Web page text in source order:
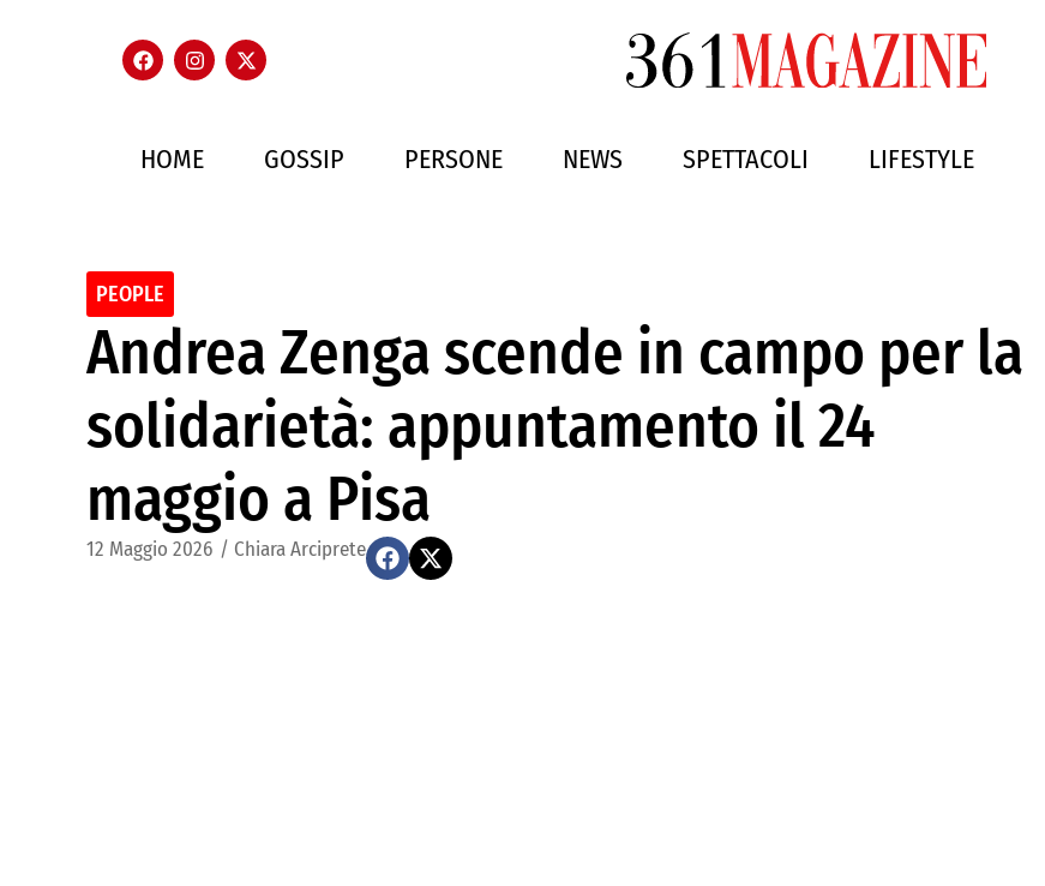
HOME GOSSIP PERSONE NEWS SPETTACOLI LIFESTYLE
PEOPLE
Andrea Zenga scende in campo per la
solidarietà: appuntamento il 24
maggio a Pisa
12 Maggio 2026 / Chiara Arciprete